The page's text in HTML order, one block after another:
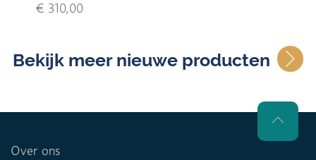
€ 310,00
Bekijk meer nieuwe producten
Over ons